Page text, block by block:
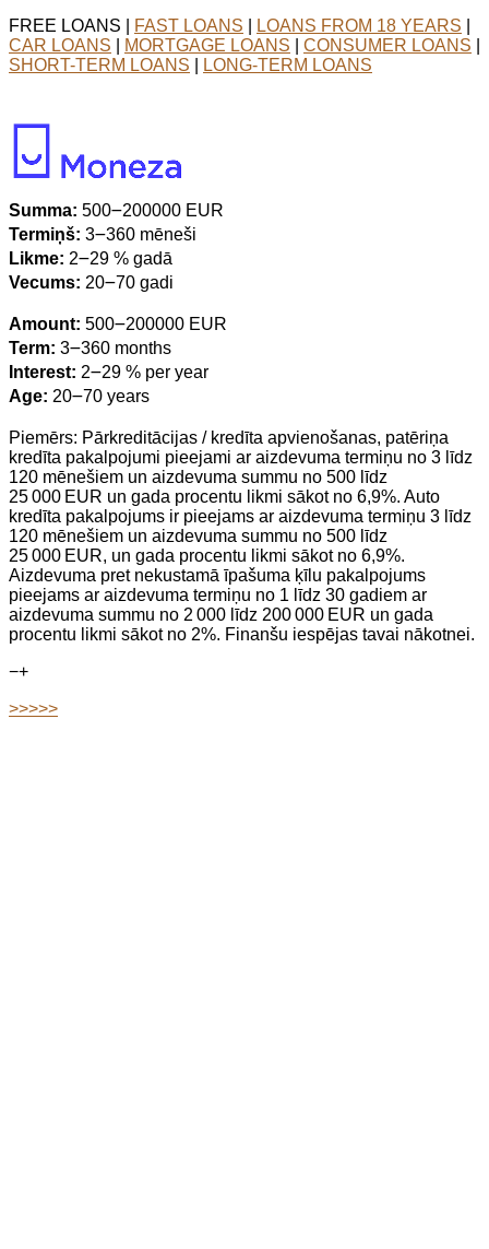
FREE LOANS |
FAST LOANS LOANS FROM 18 YEARS
CAR LOANS
MORTGAGE LOANS CONSUMER LOANS
SHORT-TERM LOANS
LONG-TERM LOANS
Summa: 500౼200000 EUR
Termiņš: 3౼360 mēneši
Likme: 2౼29 % gadā
Vecums: 20౼70 gadi
Amount: 500౼200000 EUR
Term: 3౼360 months
Interest: 2౼29 % per year
Age: 20౼70 years
Piemērs: Pārkreditācijas / kredīta apvienošanas, patēriņa
kredīta pakalpojumi pieejami ar aizdevuma termiņu no 3 līdz
120 mēnešiem un aizdevuma summu no 500 līdz
25 000 EUR un gada procentu likmi sākot no 6,9%. Auto
kredīta pakalpojums ir pieejams ar aizdevuma termiņu 3 līdz
120 mēnešiem un aizdevuma summu no 500 līdz
25 000 EUR, un gada procentu likmi sākot no 6,9%.
Aizdevuma pret nekustamā īpašuma ķīlu pakalpojums
pieejams ar aizdevuma termiņu no 1 līdz 30 gadiem ar
aizdevuma summu no 2 000 līdz 200 000 EUR un gada
procentu likmi sākot no 2%. Finanšu iespējas tavai nākotnei.
−+
>>>>>